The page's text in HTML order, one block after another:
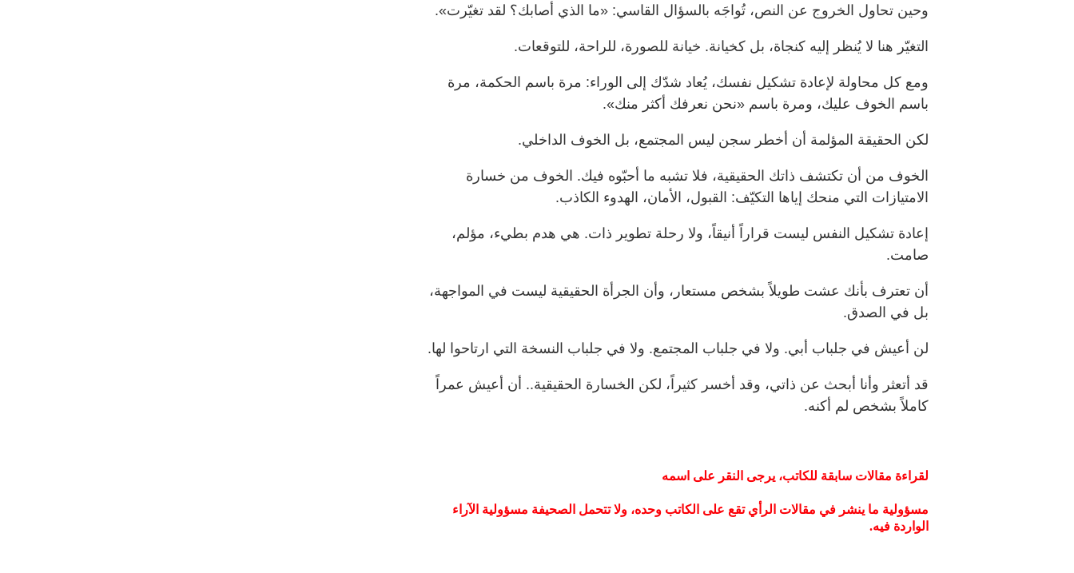
وحين تحاول الخروج عن النص، تُواجَه بالسؤال القاسي: «ما الذي أصابك؟ لقد تغيّرت».
التغيّر هنا لا يُنظر إليه كنجاة، بل كخيانة. خيانة للصورة، للراحة، للتوقعات.
ومع كل محاولة لإعادة تشكيل نفسك، يُعاد شدّك إلى الوراء: مرة باسم الحكمة، مرة
باسم الخوف عليك، ومرة باسم «نحن نعرفك أكثر منك».
لكن الحقيقة المؤلمة أن أخطر سجن ليس المجتمع، بل الخوف الداخلي.
الخوف من أن تكتشف ذاتك الحقيقية، فلا تشبه ما أحبّوه فيك. الخوف من خسارة
الامتيازات التي منحك إياها التكيّف: القبول، الأمان، الهدوء الكاذب.
إعادة تشكيل النفس ليست قراراً أنيقاً، ولا رحلة تطوير ذات. هي هدم بطيء، مؤلم،
صامت.
أن تعترف بأنك عشت طويلاً بشخص مستعار، وأن الجرأة الحقيقية ليست في المواجهة،
بل في الصدق.
لن أعيش في جلباب أبي. ولا في جلباب المجتمع. ولا في جلباب النسخة التي ارتاحوا لها.
قد أتعثر وأنا أبحث عن ذاتي، وقد أخسر كثيراً، لكن الخسارة الحقيقية.. أن أعيش عمراً
كاملاً بشخص لم أكنه.
لقراءة مقالات سابقة للكاتب، يرجى النقر على اسمه
مسؤولية ما ينشر في مقالات الرأي تقع على الكاتب وحده، ولا تتحمل الصحيفة مسؤولية الآراء
الواردة فيه.